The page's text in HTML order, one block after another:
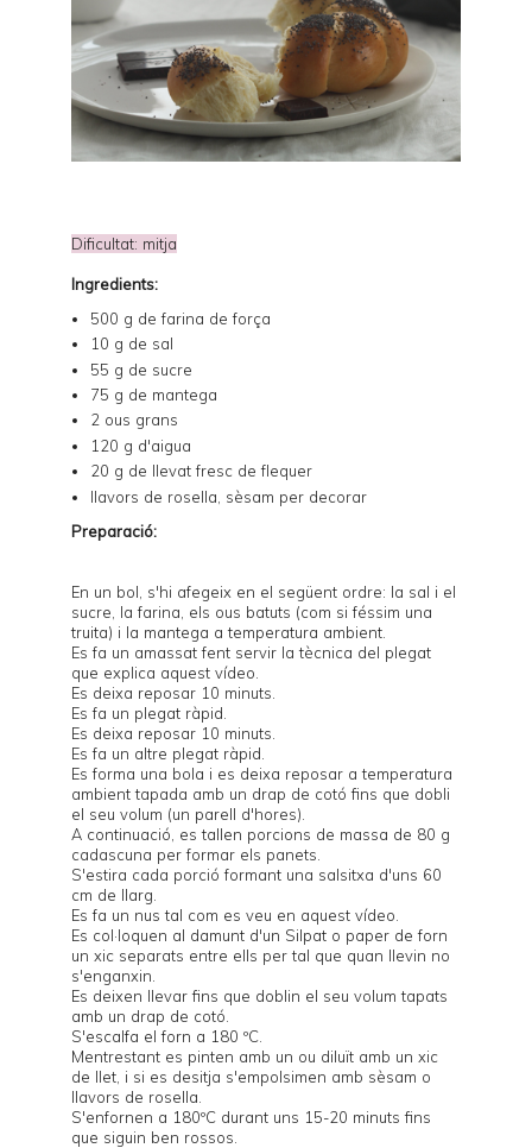
Dificultat: mitja
Ingredients:
500 g de farina de força
10 g de sal
55 g de sucre
75 g de mantega
2 ous grans
120 g d'aigua
20 g de llevat fresc de flequer
llavors de rosella, sèsam per decorar
Preparació:
En un bol, s'hi afegeix en el següent ordre: la sal i el
sucre, la farina, els ous batuts (com si féssim una
truita) i la mantega a temperatura ambient.
Es fa un amassat fent servir la tècnica del plegat
que explica aquest vídeo
Es deixa reposar 10 minuts.
Es fa un plegat ràpid.
Es deixa reposar 10 minuts.
Es fa un altre plegat ràpid.
Es forma una bola i es deixa reposar a temperatura
ambient tapada amb un drap de cotó fins que dobli
el seu volum (un parell d'hores).
A continuació, es tallen porcions de massa de 80 g
cadascuna per formar els panets.
S'estira cada porció formant una salsitxa d'uns 60
cm de llarg.
Es fa un nus tal com es veu en aquest vídeo
Es col·loquen al damunt d'un Silpat o paper de forn
un xic separats entre ells per tal que quan llevin no
s'enganxin.
Es deixen llevar fins que doblin el seu volum tapats
amb un drap de cotó.
S'escalfa el forn a 180 ºC.
Mentrestant es pinten amb un ou diluït amb un xic
de llet, i si es desitja s'empolsimen amb sèsam o
llavors de rosella.
S'enfornen a 180ºC durant uns 15-20 minuts fins
que siguin ben rossos.